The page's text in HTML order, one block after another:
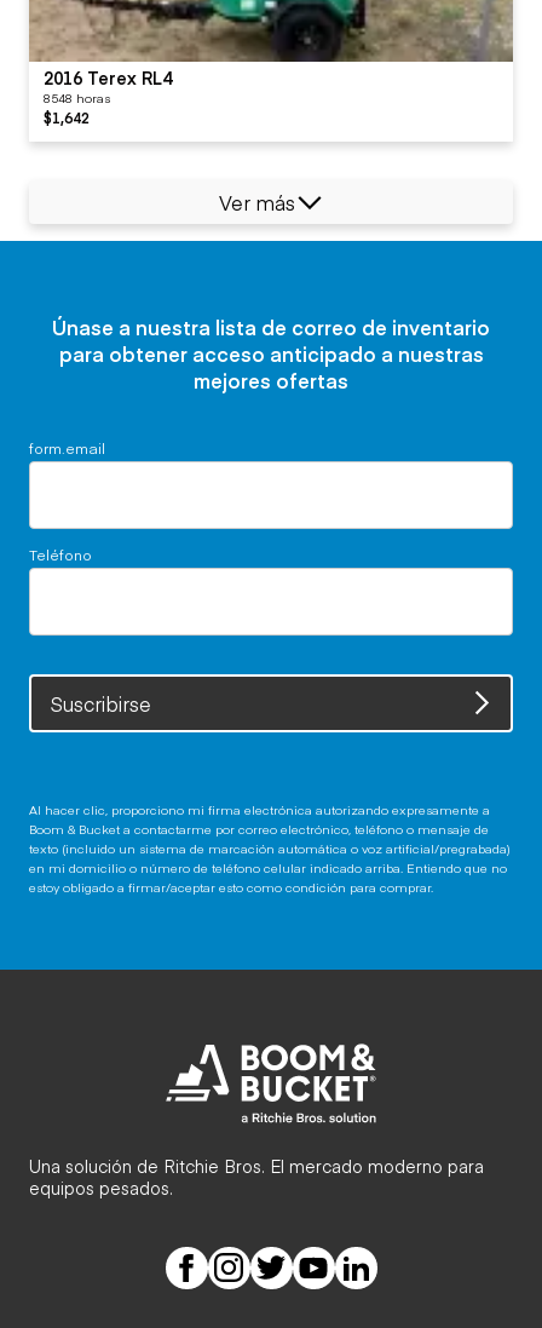
2016 Terex RL4
8548 horas
$1,642
Ver más
Únase a nuestra lista de correo de inventario
para obtener acceso anticipado a nuestras
mejores ofertas
form.email
Teléfono
Suscribirse
Al hacer clic, proporciono mi firma electrónica autorizando expresamente a
Boom & Bucket a contactarme por correo electrónico, teléfono o mensaje de
texto (incluido un sistema de marcación automática o voz artificial/pregrabada)
en mi domicilio o número de teléfono celular indicado arriba. Entiendo que no
estoy obligado a firmar/aceptar esto como condición para comprar.
Una solución de Ritchie Bros. El mercado moderno para
equipos pesados.